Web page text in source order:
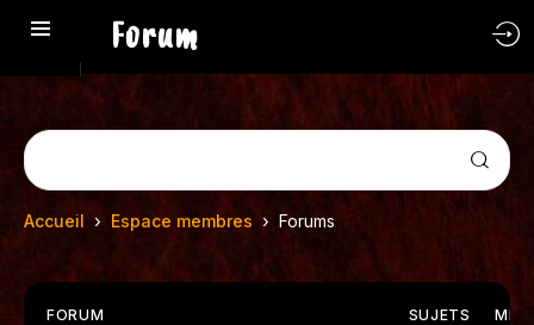
Forum
Accueil › Espace membres › Forums
FORUM SUJETS